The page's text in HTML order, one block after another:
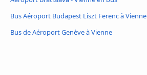
Bus Aéroport Budapest Liszt Ferenc à Vienne
Bus de Aéroport Genève à Vienne